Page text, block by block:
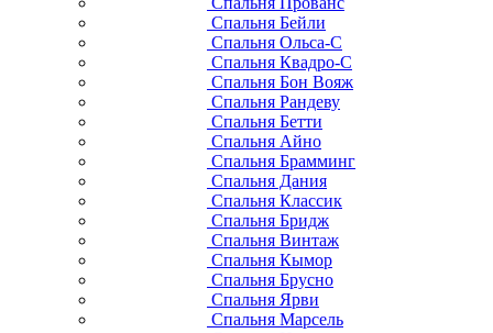
Спальня Бейли
Спальня Ольса-С
Спальня Квадро-С
Спальня Бон Вояж
Спальня Рандеву
Спальня Бетти
Спальня Айно
Спальня Брамминг
Спальня Дания
Спальня Классик
Спальня Бридж
Спальня Винтаж
Спальня Кымор
Спальня Брусно
Спальня Ярви
Спальня Марсель